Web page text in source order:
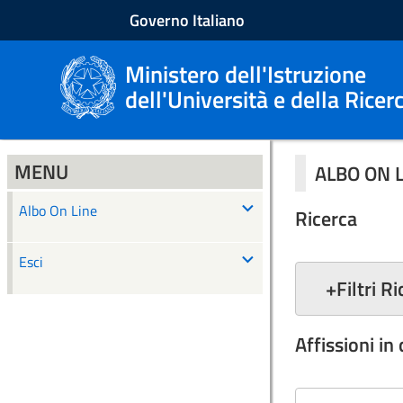
Governo Italiano
Ministero dell'Istruzione
dell'Università e della
MENU
Albo On Line
Esci
ALBO ON
Ricerca
+Filtri
Affissioni in